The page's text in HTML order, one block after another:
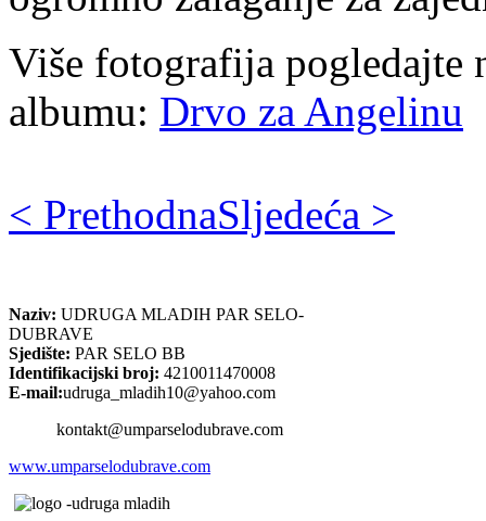
Više fotografija pogledajte
albumu: Drvo za Angelinu
< PrethodnaSljedeća >
Naziv: UDRUGA MLADIH PAR SELO-
DUBRAVE
Sjedište: PAR SELO BB
Identifikacijski broj: 4210011470008
E-mail:udruga_mladih10@yahoo.com
kontakt@umparselodubrave.com
www.umparselodubrave.com